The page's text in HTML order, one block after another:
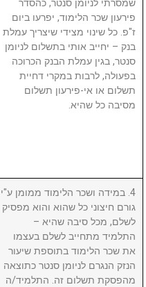
שמסרתי לניומן סנטר, כהסדר
פירעון שכר הלימוד, יפרעו ביום
ז"פ. כל שינוי מצידי שיצריך עמלת
בנק – יחייב אותי בתשלום לניומן
סנטר, בגין עמלת הבנק הכרוכה
בפעולה, לרבות במקרי דחיית
תשלום או אי-פירעון תשלום
מסיבה כל שהיא.
4. במידה ושכר הלימוד ממומן ע"י
גורם חיצוני כל שהוא והוא מפסיק
לשלם, מכל סיבה שהיא –
התלמיד מתחייב לשלם בעצמו
את שכר הלימוד בתוספת שיעור
הנזק הנגרם לניומן סנטר כתוצאה
מהפסקת תשלום זה. התלמיד/ה